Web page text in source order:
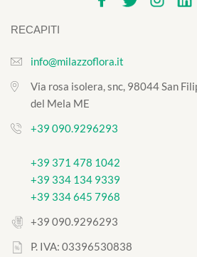
RECAPITI
info@milazzoflora.it
Via rosa isolera, snc, 98044 San
del Mela ME
+39 090.9296293
+39 371 478 1042
+39 334 134 9339
+39 334 645 7968
+39 090.9296293
P. IVA: 03396530838